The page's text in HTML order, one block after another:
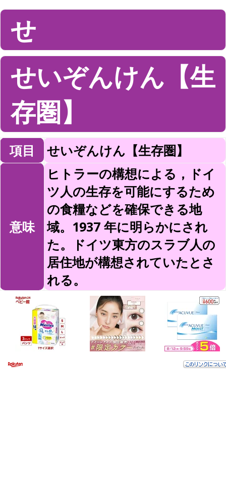
せ
せいぞんけん【生
存圏】
項目 せいぞんけん【生存圏】
意味
ヒトラーの構想による，ドイ
ツ人の生存を可能にするため
の食糧などを確保できる地
域。1937 年に明らかにされ
た。ドイツ東方のスラブ人の
居住地が構想されていたとさ
れる。